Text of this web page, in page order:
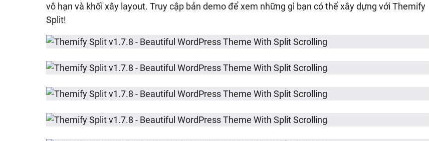
vô hạn và khối xây layout. Truy cập bản demo để xem những gì bạn có thể xây dựng với Themify
Split!